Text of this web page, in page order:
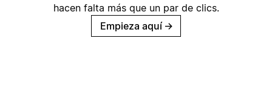
hacen falta más que un par de clics.
Empieza aquí →